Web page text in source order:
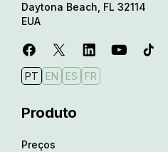
Daytona Beach, FL 32114
EUA
PT EN ES FR
Produto
Preços